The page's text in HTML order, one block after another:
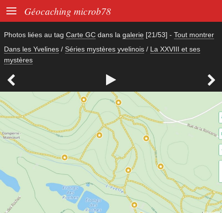
 Géocaching microb78
Photos liées au tag Carte GC dans la galerie [21/53] - Tout montrer
Dans les Yvelines / Séries mystères yvelinois / La XXVIII et ses
mystères
  